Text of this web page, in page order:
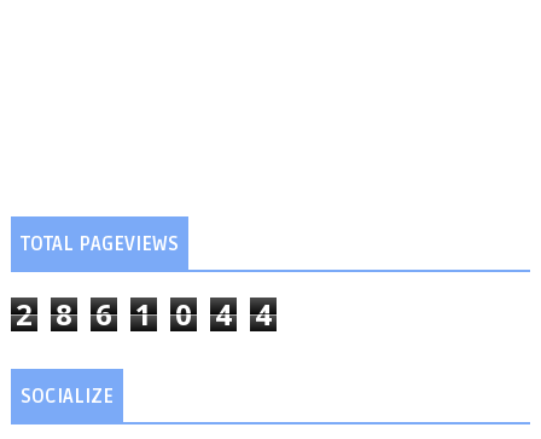
TOTAL PAGEVIEWS
2 8 6 1 0 4 4
SOCIALIZE